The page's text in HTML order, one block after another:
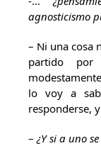
agnosticismo
– Ni una cosa
partido por
lo voy a
responderse,
–¿Y si a uno